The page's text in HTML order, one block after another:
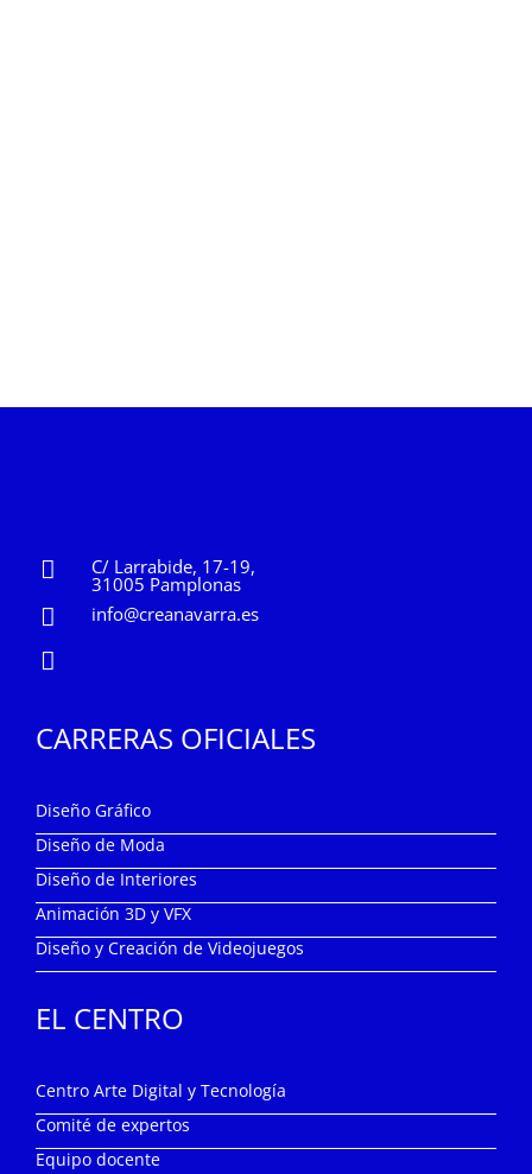
C/ Larrabide, 17-19,
31005 Pamplonas
info@creanavarra.es
CARRERAS OFICIALES
Diseño Gráfico
Diseño de Moda
Diseño de Interiores
Animación 3D y VFX
Diseño y Creación de Videojuegos
EL CENTRO
Centro Arte Digital y Tecnología
Comité de expertos
Equipo docente